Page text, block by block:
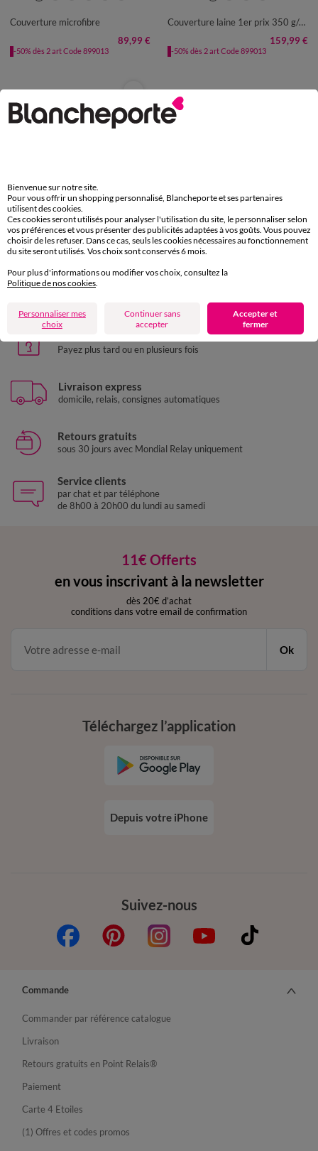
Couverture microfibre
89,99 €
-50% dès 2 art Code 899013
Couverture laine 1er prix 350 g/m²
159,99 €
-50% dès 2 art Code 899013
Payez plus tard ou en plusieurs fois
Livraison express
domicile, relais, consignes automatiques
Retours gratuits
sous 30 jours avec Mondial Relay uniquement
Service clients
par chat et par téléphone
de 8h00 à 20h00 du lundi au samedi
11€ Offerts
en vous inscrivant à la newsletter
dès 20€ d’achat
conditions dans votre email de confirmation
Ok
Suivez-nous
Téléchargez l’application
Depuis votre iPhone
Commande
Commander par référence catalogue
Livraison
Retours gratuits en Point Relais®
Paiement
Carte 4 Etoiles
(1) Offres et codes promos
Bienvenue sur notre site.
Pour vous offrir un shopping personnalisé, Blancheporte et ses partenaires
utilisent des cookies.
Ces cookies seront utilisés pour analyser l'utilisation du site, le personnaliser selon
vos préférences et vous présenter des publicités adaptées à vos goûts. Vous pouvez
choisir de les refuser. Dans ce cas, seuls les cookies nécessaires au fonctionnement
du site seront utilisés. Vos choix sont conservés 6 mois.
Pour plus d'informations ou modifier vos choix, consultez la
Politique de nos cookies.
Personnaliser mes
choix
Continuer sans
accepter
Accepter et
fermer